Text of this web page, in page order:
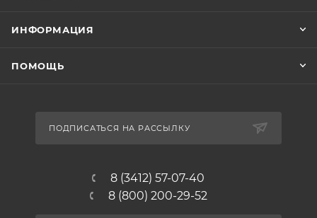
ИНФОРМАЦИЯ
ПОМОЩЬ
ПОДПИСАТЬСЯ НА РАССЫЛКУ
8 (3412) 57-07-40
8 (800) 200-29-52